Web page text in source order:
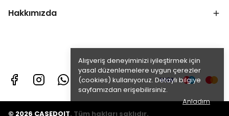
Alışveriş deneyiminizi iyileştirmek için
yasal düzenlemelere uygun çerezler
(cookies) kullanıyoruz. Detaylı bilgiye
sayfamızdan erişebilirsiniz.
Anladım
Hakkımızda
© 2026 CASEDOIT. Tüm hakları saklıdır.